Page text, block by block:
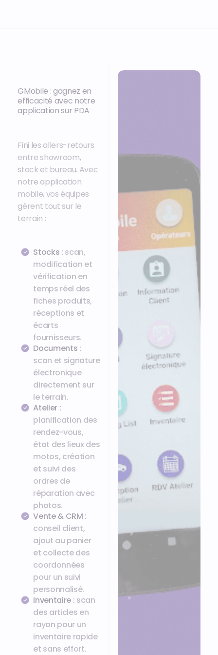
GMobile : gagnez en
efficacité avec notre
application sur PDA
Fini les allers-retours
entre showroom,
stock et bureau. Avec
notre application
mobile, vos équipes
gèrent tout sur le
terrain :
Stocks : scan,
modification et
vérification en
temps réel des
fiches produits,
réceptions et
écarts
fournisseurs.
Documents :
scan et signature
électronique
directement sur
le terrain.
Atelier :
planification des
rendez-vous,
état des lieux des
motos, création
et suivi des
ordres de
réparation avec
photos.
Vente & CRM :
conseil client,
ajout au panier
et collecte des
coordonnées
pour un suivi
personnalisé.
Inventaire : scan
des articles en
rayon pour un
inventaire rapide
et sans effort.